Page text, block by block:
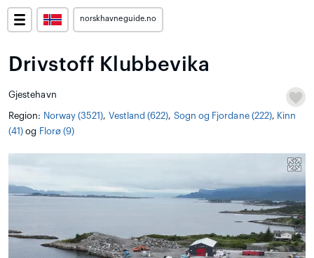
norskhavneguide.no
Drivstoff Klubbevika
Gjestehavn
Region: Norway (3521), Vestland (622), Sogn og Fjordane (222), Kinn
(41) og Florø (9)